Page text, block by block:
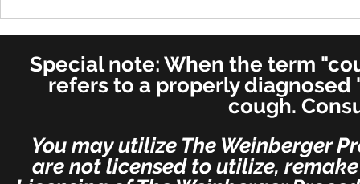
Neck Medicine and Surgery
(for ENT's Worldwide)
Special note: When the term
refers to a properly
cough.
You may utilize The Weinberger
are not licensed to utilize,